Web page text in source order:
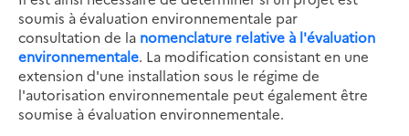
soumis à évaluation environnementale par
consultation de la nomenclature relative à l'évaluation
environnementale. La modification consistant en une
extension d'une installation sous le régime de
l'autorisation environnementale peut également être
soumise à évaluation environnementale.